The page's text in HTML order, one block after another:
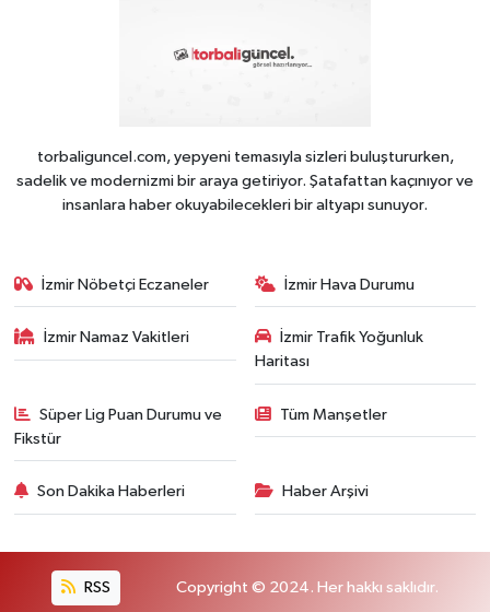
torbaliguncel.com, yepyeni temasıyla sizleri buluştururken,
sadelik ve modernizmi bir araya getiriyor. Şatafattan kaçınıyor ve
insanlara haber okuyabilecekleri bir altyapı sunuyor.
İzmir Nöbetçi Eczaneler İzmir Hava Durumu
İzmir Namaz Vakitleri
İzmir Trafik Yoğunluk
Haritası
Süper Lig Puan Durumu ve
Fikstür
Tüm Manşetler
Son Dakika Haberleri Haber Arşivi
RSS Copyright © 2024. Her hakkı saklıdır.